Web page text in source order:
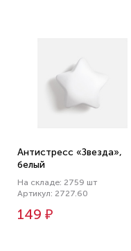
Антистресс «Звезда»,
белый
На складе: 2759 шт
Артикул: 2727.60
149 ₽